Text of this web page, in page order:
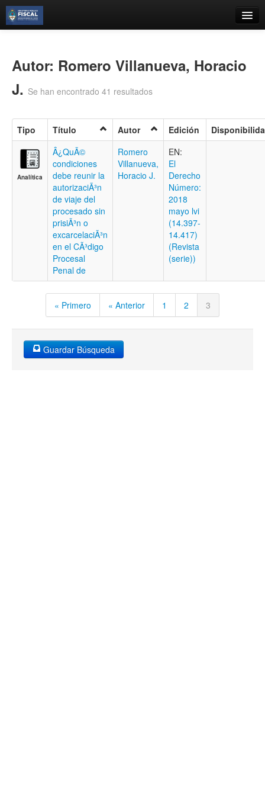
Búsqueda Avanzada
Contacto
Iniciar sesión
Autor: Romero Villanueva, Horacio
J. Se han encontrado 41 resultados
Tipo Título Autor Edición
Analítica
Â¿QuÃ©
condiciones
debe reunir la
autorizaciÃ³n
de viaje del
procesado sin
prisiÃ³n o
excarcelaciÃ³n
en el CÃ³digo
Procesal
Penal de
Romero
Villanueva,
Horacio J.
EN:
El
Derecho
Número:
2018
mayo lvi
(14.397-
14.417)
(Revista
(serie))
« Primero « Anterior 1 2 3
Guardar Búsqueda